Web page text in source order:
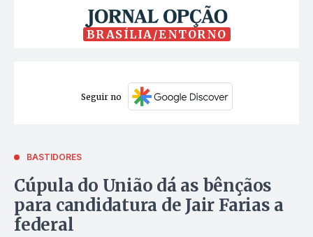
BRASÍLIA/ENTORNO
Seguir no
BASTIDORES
Cúpula do União dá as bênçãos
para candidatura de Jair Farias a
federal